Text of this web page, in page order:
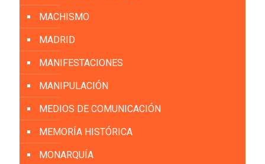
MACHISMO
MADRID
MANIFESTACIONES
MANIPULACIÓN
MEDIOS DE COMUNICACIÓN
MEMORÍA HISTÓRICA
MONARQUÍA